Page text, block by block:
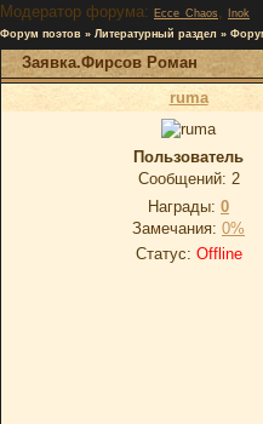
Модератор форума: Ecce_Chaos ,
Inok
Форум поэтов » Литературный раздел »
Заявка.Фирсов Роман
ruma
Пользователь
Сообщений: 2
Награды: 0
Замечания: 0%
Статус: Offline